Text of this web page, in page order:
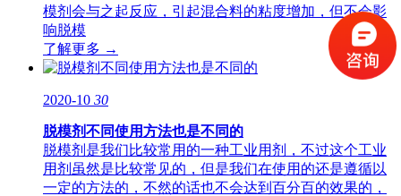
模剂会与之起反应，引起混合料的粘度增加，但不会影
响脱模
了解更多 →
2020-10 30
脱模剂不同使用方法也是不同的
脱模剂是我们比较常用的一种工业用剂，不过这个工业
用剂虽然是比较常见的，但是我们在使用的还是遵循以
一定的方法的，不然的话也不会达到百分百的效果的，